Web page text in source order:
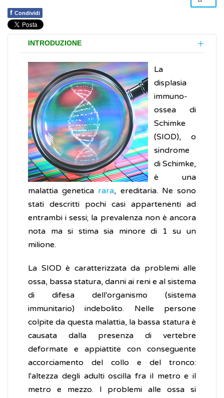
f Condividi
INTRODUZIONE
La
displasia
immuno-
ossea di
Schimke
(SIOD), o
sindrome
di Schimke,
è una
malattia genetica rara, ereditaria. Ne sono
stati descritti pochi casi appartenenti ad
entrambi i sessi; la prevalenza non è ancora
nota ma si stima sia minore di 1 su un
milione.
La SIOD è caratterizzata da problemi alle
ossa, bassa statura, danni ai reni e al sistema
di difesa dell'organismo (sistema
immunitario) indebolito. Nelle persone
colpite da questa malattia, la bassa statura è
causata dalla presenza di vertebre
deformate e appiattite con conseguente
accorciamento del collo e del tronco:
l'altezza degli adulti oscilla fra il metro e il
metro e mezzo. I problemi alle ossa si